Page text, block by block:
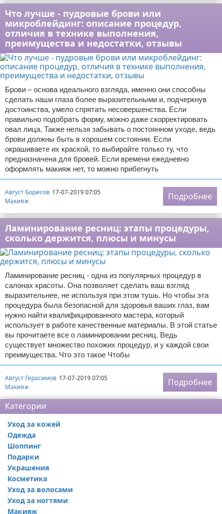
Что лучше - пудровые брови или
микроблейдинг: описание процедур,
отличия в технике выполнения,
преимущества и недостатки, отзывы
Брови – основа идеального взгляда, именно они способны
сделать наши глаза более выразительными и, подчеркнув
достоинства, умело спрятать несовершенства. Если
правильно подобрать форму, можно даже скорректировать
овал лица. Также нельзя забывать о постоянном уходе, ведь
брови должны быть в хорошем состоянии. Если
окрашиваете их краской, то выбирайте только ту, что
предназначена для бровей. Если времени ежедневно
оформлять макияж нет, то можно прибегнуть
Август Борисов 17-07-2019 07:05
Макияж
Подробнее
Ламинирование ресниц: этапы процедуры,
сколько держится, плюсы и минусы
Ламинирование ресниц - одна из популярных процедур в
салонах красоты. Она позволяет сделать ваш взгляд
выразительнее, не используя при этом тушь. Но чтобы эта
процедура была безопасной для здоровья ваших глаз, вам
нужно найти квалифицированного мастера, который
использует в работе качественные материалы. В этой статье
вы прочитаете все о ламинировании ресниц. Ведь
существует множество похожих процедур, и у каждой свои
преимущества. Что это такое Чтобы
Август Герасимов 17-07-2019 07:05
Макияж
Подробнее
Категории
Уход за кожей
Одежда
Шоппинг
Подарки
Украшения
Косметика
Уход за волосами
Уход за ногтями
Макияж